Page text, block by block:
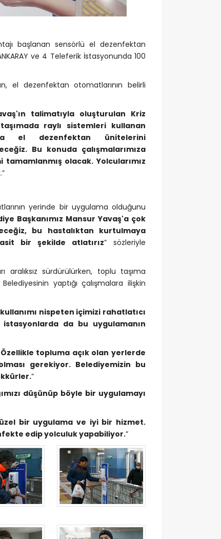
başlanan sensörlü el dezenfektan
ve 4 Teleferik İstasyonunda 100
el dezenfektan otomatlarının belirli
talimatıyla oluşturulan Kriz
raylı sistemleri kullanan
el dezenfektan ünitelerini
Bu konuda çalışmalarımıza
olacak. Yolcularımız
.”
yerinde bir uygulama olduğunu
Başkanımız Mansur Yavaş'a çok
bu hastalıktan kurtulmaya
bir şekilde atlatırız” sözleriyle
aralıksız sürdürülürken, toplu taşıma
yaptığı çalışmalara ilişkin
nispeten içimizi rahatlatıcı
da bu uygulamanın
topluma açık olan yerlerde
gerekiyor. Belediyemizin bu
”
düşünüp böyle bir uygulamayı
bir uygulama ve iyi bir hizmet.
edip yolculuk yapabiliyor.”